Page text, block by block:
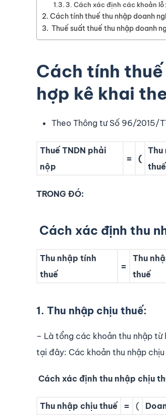
3. Cách xác định các khoản lỗ:
Cách tính thuế thu nhập doanh
Thuế suất thuế thu nhập doanh
Cách tính
hợp kê khai
Theo Thông tư Số 96/2015/
Thuế TNDN phải
nộp
= (
Thu
thuế
TRONG ĐÓ:
Cách xác định thu
Thu nhập tính
thuế
=
Thu
thuế
1. Thu nhập chịu thuế:
– Là tổng các khoản thu nhập
tại đây: Các khoản thu nhập
Cách xác định thu nhập chịu
Thu nhập chịu thuế = (